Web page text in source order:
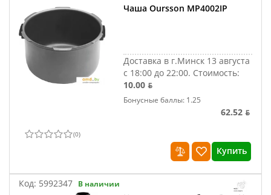
Чаша Oursson MP4002IP
Доставка в г.Минск 13 августа
с 18:00 до 22:00. Стоимость:
10.00 ƃ
Бонусные баллы: 1.25
62.52 ƃ
(0)
Купить
Код: 5992347 В наличии